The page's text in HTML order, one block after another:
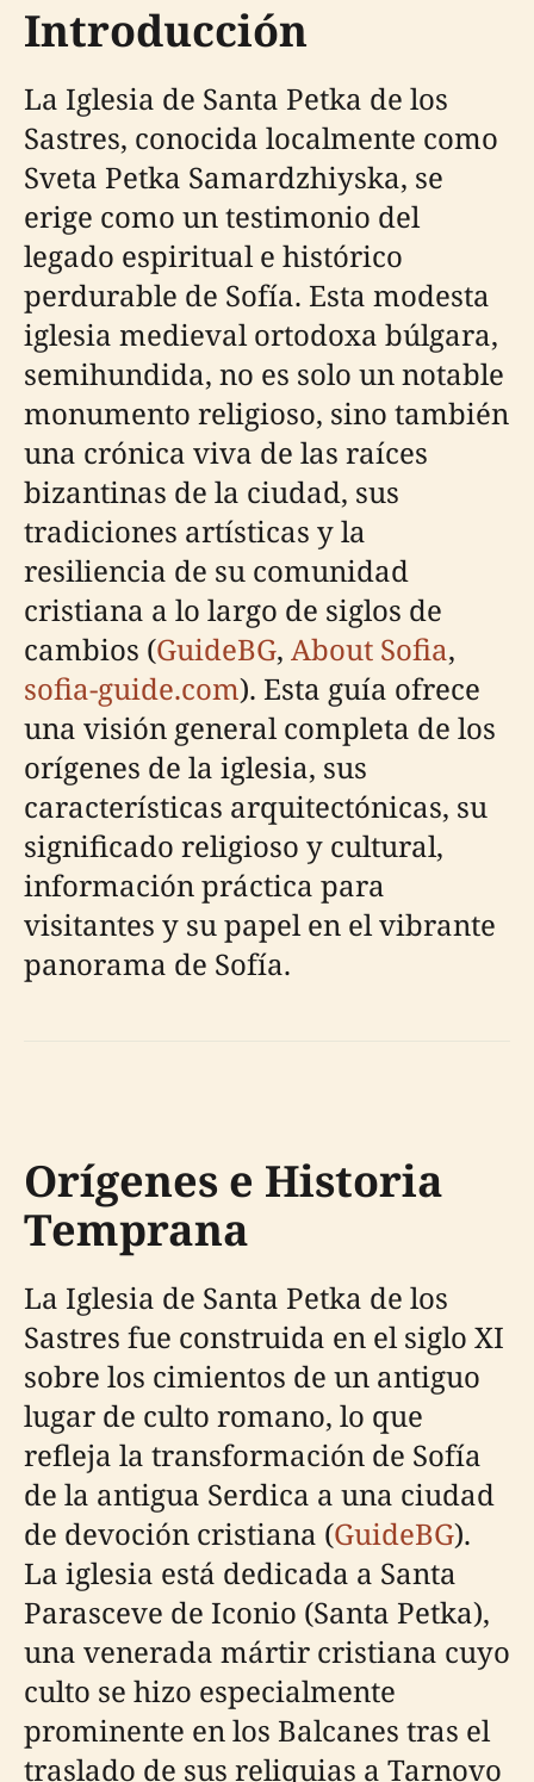
Introducción
La Iglesia de Santa Petka de los
Sastres, conocida localmente como
Sveta Petka Samardzhiyska, se
erige como un testimonio del
legado espiritual e histórico
perdurable de Sofía. Esta modesta
iglesia medieval ortodoxa búlgara,
semihundida, no es solo un notable
monumento religioso, sino también
una crónica viva de las raíces
bizantinas de la ciudad, sus
tradiciones artísticas y la
resiliencia de su comunidad
cristiana a lo largo de siglos de
cambios (GuideBG, About Sofia,
sofia-guide.com). Esta guía ofrece
una visión general completa de los
orígenes de la iglesia, sus
características arquitectónicas, su
significado religioso y cultural,
información práctica para
visitantes y su papel en el vibrante
panorama de Sofía.
Orígenes e Historia
Temprana
La Iglesia de Santa Petka de los
Sastres fue construida en el siglo XI
sobre los cimientos de un antiguo
lugar de culto romano, lo que
refleja la transformación de Sofía
de la antigua Serdica a una ciudad
de devoción cristiana (GuideBG).
La iglesia está dedicada a Santa
Parasceve de Iconio (Santa Petka),
una venerada mártir cristiana cuyo
culto se hizo especialmente
prominente en los Balcanes tras el
traslado de sus reliquias a Tarnovo